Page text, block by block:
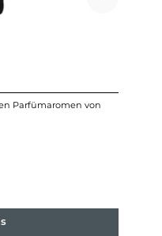
Parfümaromen von